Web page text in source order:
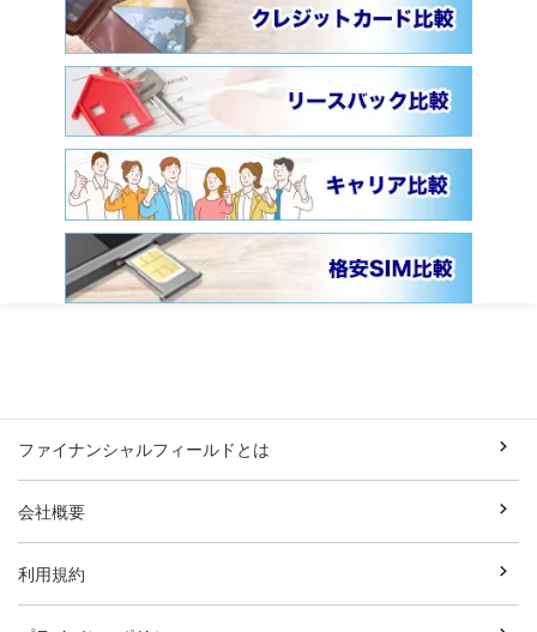
ファイナンシャルフィールドとは
会社概要
利用規約